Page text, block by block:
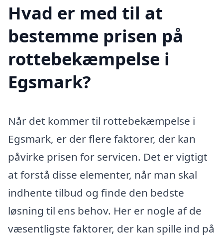
Hvad er med til at
bestemme prisen på
rottebekæmpelse i
Egsmark?
Når det kommer til rottebekæmpelse i
Egsmark, er der flere faktorer, der kan
påvirke prisen for servicen. Det er vigtigt
at forstå disse elementer, når man skal
indhente tilbud og finde den bedste
løsning til ens behov. Her er nogle af de
væsentligste faktorer, der kan spille ind på